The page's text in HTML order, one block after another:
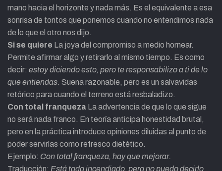
mano hacia el horizonte y nada más. Es el equivalente a esa
sonrisa de tontos que ponemos cuando no entendimos nada
de lo que el otro nos dijo.
Si se quiere La joya del compromiso a medio hornear.
Permite afirmar algo y retirarlo al mismo tiempo. Es como
decir: estoy diciendo esto, pero te responsabilizo a ti de lo
que entiendas. Suena razonable, pero es un salvavidas
retórico para cuando el terreno está resbaladizo.
Con total franqueza La advertencia de que lo que sigue
no será nada franco. En teoría anticipa honestidad brutal,
pero en la práctica introduce opiniones diluidas al punto de
poder servirlas como refresco dietético.
Ejemplo: Con total franqueza, hay que mejorar.
Traducción: Está todo incendiado, pero no puedo decirlo